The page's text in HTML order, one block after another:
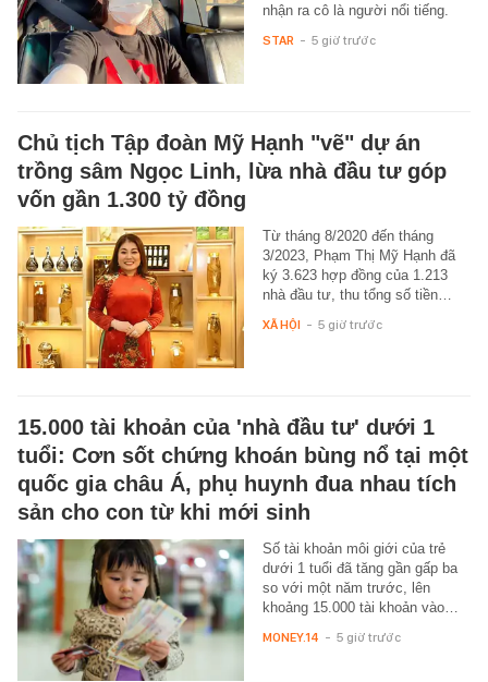
nhận ra cô là người nổi tiếng.
STAR - 5 giờ trước
Chủ tịch Tập đoàn Mỹ Hạnh "vẽ" dự án
trồng sâm Ngọc Linh, lừa nhà đầu tư góp
vốn gần 1.300 tỷ đồng
Từ tháng 8/2020 đến tháng
3/2023, Phạm Thị Mỹ Hạnh đã
ký 3.623 hợp đồng của 1.213
nhà đầu tư, thu tổng số tiền…
XÃ HỘI - 5 giờ trước
15.000 tài khoản của 'nhà đầu tư' dưới 1
tuổi: Cơn sốt chứng khoán bùng nổ tại một
quốc gia châu Á, phụ huynh đua nhau tích
sản cho con từ khi mới sinh
Số tài khoản môi giới của trẻ
dưới 1 tuổi đã tăng gần gấp ba
so với một năm trước, lên
khoảng 15.000 tài khoản vào…
MONEY.14 - 5 giờ trước